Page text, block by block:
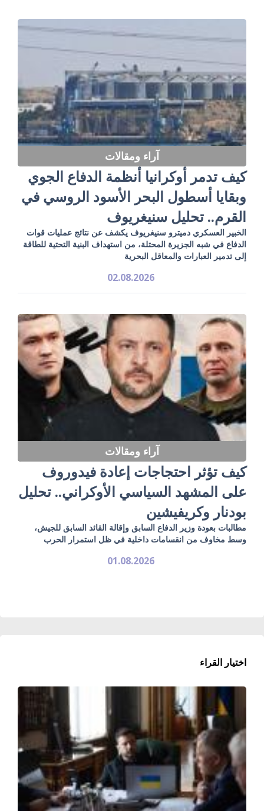
آراء ومقالات
كيف تدمر أوكرانيا أنظمة الدفاع الجوي
وبقايا أسطول البحر الأسود الروسي في
القرم.. تحليل سنيغريوف
الخبير العسكري دميترو سنيغريوف يكشف عن نتائج عمليات قوات
الدفاع في شبه الجزيرة المحتلة، من استهداف البنية التحتية للطاقة
إلى تدمير العبارات والمعاقل البحرية
02.08.2026
آراء ومقالات
كيف تؤثر احتجاجات إعادة فيدوروف
على المشهد السياسي الأوكراني.. تحليل
بودنار وكريفيشين
مطالبات بعودة وزير الدفاع السابق وإقالة القائد السابق للجيش،
وسط مخاوف من انقسامات داخلية في ظل استمرار الحرب
01.08.2026
اختيار القراء